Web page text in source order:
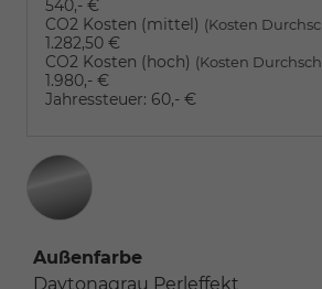
540,- €
CO2 Kosten (mittel) (Kosten
1.282,50 €
CO2 Kosten (hoch) (Kosten
1.980,- €
Jahressteuer: 60,- €
Außenfarbe
Daytonagrau Perleffekt